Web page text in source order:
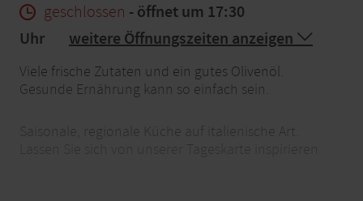
geschlossen - öffnet um 17:30
Uhr
weitere Öffnungszeiten anzeigen
Viele frische Zutaten und ein gutes Olivenöl.
Gesunde Ernährung kann so einfach sein.
Saisonale, regionale Küche auf italienische Art.